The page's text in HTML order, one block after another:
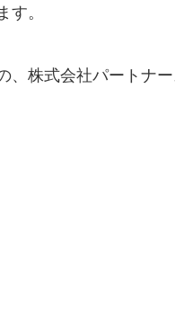
。
、株式会社パートナ